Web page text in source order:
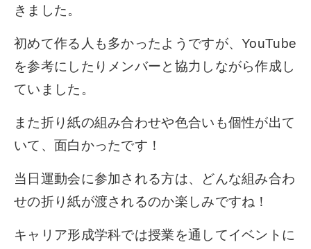
きました。
初めて作る人も多かったようですが、YouTube
を参考にしたりメンバーと協力しながら作成し
ていました。
また折り紙の組み合わせや色合いも個性が出て
いて、面白かったです！
当日運動会に参加される方は、どんな組み合わ
せの折り紙が渡されるのか楽しみですね！
キャリア形成学科では授業を通してイベントに